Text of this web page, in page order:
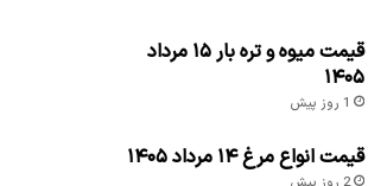
قیمت میوه و تره بار ۱۵ مرداد
۱۴۰۵
1 روز پیش
قیمت انواع مرغ ۱۴ مرداد ۱۴۰۵